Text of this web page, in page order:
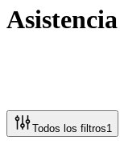
Todos los filtros1